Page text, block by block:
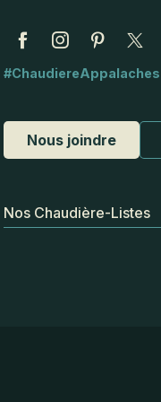
#ChaudiereAppalaches
Nous joindre
Nos Chaudière-Listes